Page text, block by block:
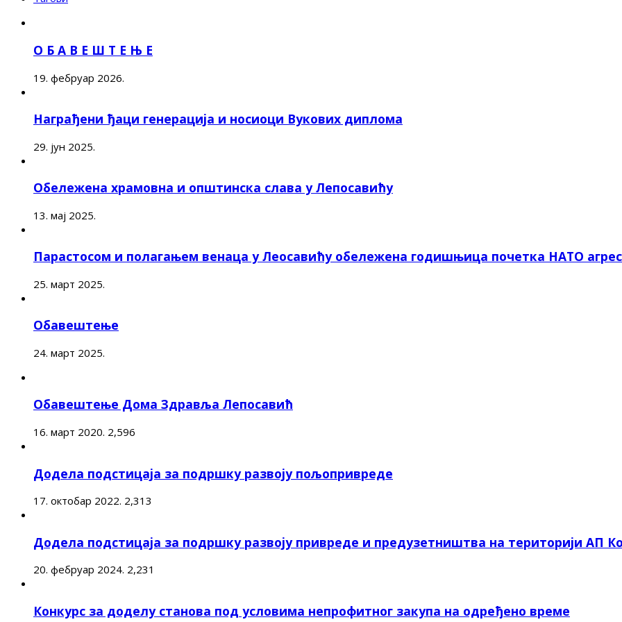
О Б А В Е Ш Т Е Њ Е
19. фебруар 2026.
Награђени ђаци генерација и носиоци Вукових диплома
29. јун 2025.
Обележена храмовна и општинска слава у Лепосавићу
13. мај 2025.
Парастосом и полагањем венаца у Леосавићу обележена годишњица почетка НАТО
25. март 2025.
Обавештење
24. март 2025.
Обавештење Дома Здравља Лепосавић
16. март 2020. 2,596
Додела подстицаја за подршку развоју пољопривреде
17. октобар 2022. 2,313
Додела подстицаја за подршку развоју привреде и предузетништва на територији АП
20. фебруар 2024. 2,231
Конкурс за доделу станова под условима непрофитног закупа на одређено време